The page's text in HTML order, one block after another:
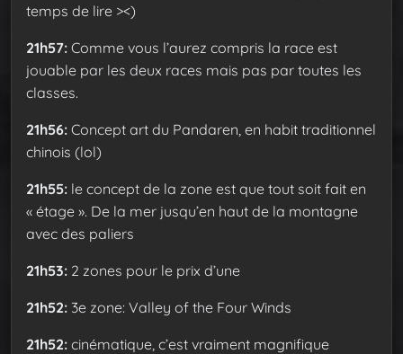
temps de lire ><)
21h57: Comme vous l’aurez compris la race est
jouable par les deux races mais pas par toutes les
classes.
21h56: Concept art du Pandaren, en habit traditionnel
chinois (lol)
21h55: le concept de la zone est que tout soit fait en
« étage ». De la mer jusqu’en haut de la montagne
avec des paliers
21h53: 2 zones pour le prix d’une
21h52: 3e zone: Valley of the Four Winds
21h52: cinématique, c’est vraiment magnifique